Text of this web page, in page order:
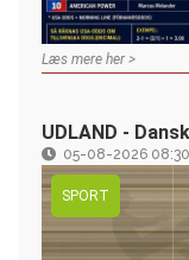
Læs mere her >
UDLAND -
05-08-2026
SPORT